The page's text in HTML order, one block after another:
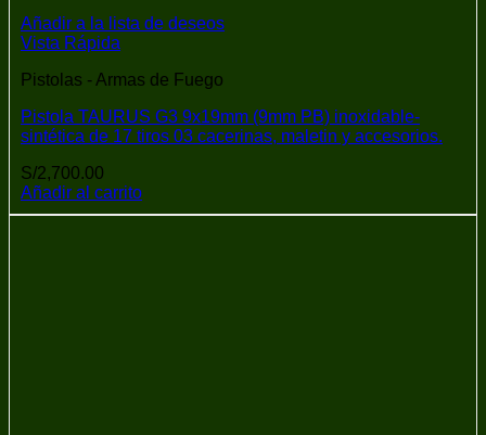
Añadir a la lista de deseos
Vista Rápida
Pistolas - Armas de Fuego
Pistola TAURUS G3 9x19mm (9mm PB) inoxidable-
sintética de 17 tiros 03 cacerinas, maletin y accesorios.
S/2,700.00
Añadir al carrito